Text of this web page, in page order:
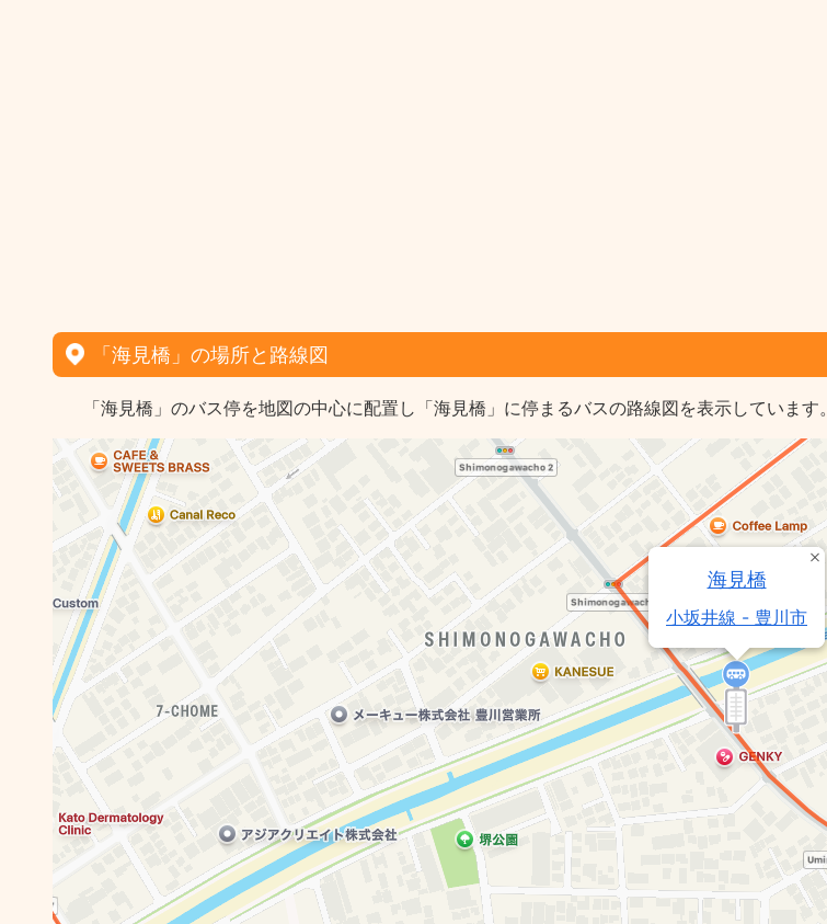
「海見橋」の場所と路線図
「海見橋」のバス停を地図の中心に配置し「海見橋」に停まるバスの路線図を表示しています。
海見橋
小坂井線 - 豊川市